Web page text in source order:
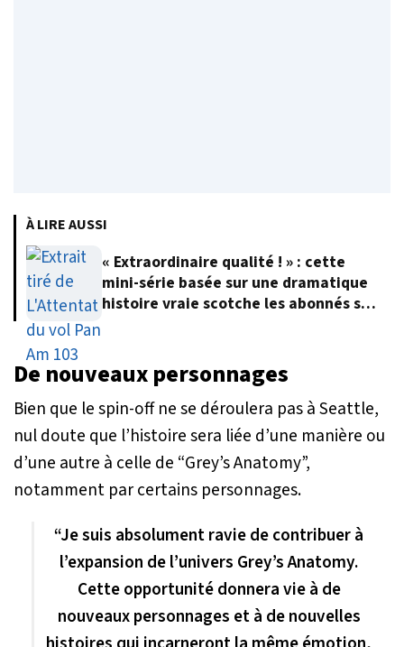
À LIRE AUSSI
« Extraordinaire qualité ! » : cette
mini-série basée sur une dramatique
histoire vraie scotche les abonnés sur
De nouveaux personnages
Bien que le spin-off ne se déroulera pas à Seattle,
nul doute que l’histoire sera liée d’une manière ou
d’une autre à celle de “Grey’s Anatomy”,
notamment par certains personnages.
“Je suis absolument ravie de contribuer à
l’expansion de l’univers Grey’s Anatomy.
Cette opportunité donnera vie à de
nouveaux personnages et à de nouvelles